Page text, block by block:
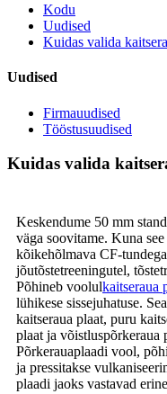
Kodu
Uudised
Kuidas valida
Uudised
Firmauudised
Tööstusuudised
Kuidas valida
Keskendume 50 mm
väga soovitame. Kuna
kõikehõlmava CF-
jõutõstetreeningutel,
Põhineb voolulkaitseraua
lühikese sissejuhatuse.
kaitseraua plaat, puru
plaat ja võistluspõrkeraua
Põrkerauaplaadi vool,
ja pressitakse
plaadi jaoks vastavad